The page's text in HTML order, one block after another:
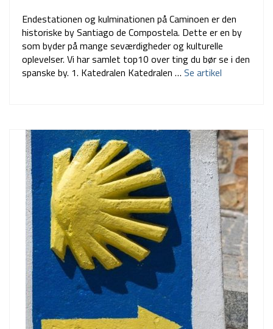
Endestationen og kulminationen på Caminoen er den
historiske by Santiago de Compostela. Dette er en by
som byder på mange seværdigheder og kulturelle
oplevelser. Vi har samlet top10 over ting du bør se i den
spanske by. 1. Katedralen Katedralen … Se artikel